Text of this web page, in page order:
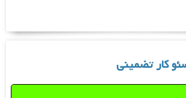
کار تضمینی